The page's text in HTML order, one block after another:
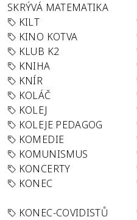
SKRÝVÁ MATEMATIKA
KILT
KINO KOTVA
KLUB K2
KNIHA
KNÍR
KOLÁČ
KOLEJ
KOLEJE PEDAGOG
KOMEDIE
KOMUNISMUS
KONCERTY
KONEC
KONEC-COVIDISTŮ